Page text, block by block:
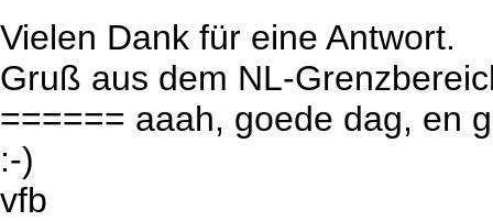
Vielen Dank für eine Antwort.
Gruß aus dem NL-
====== aaah, goede dag, en
:-)
vfb